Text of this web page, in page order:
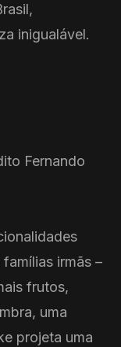
inigualável.
irmãs –
frutos,
uma
projeta uma